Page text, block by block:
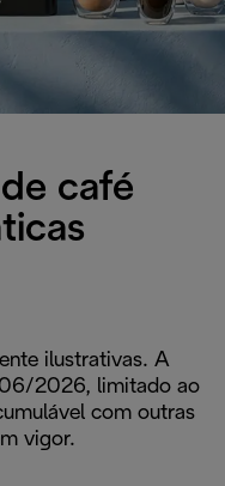
café
ilustrativas. A
2026, limitado ao
com outras
vigor.